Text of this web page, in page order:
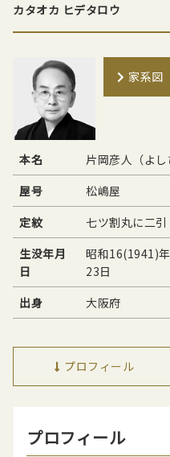
カタオカ ヒデタロウ
家系図
本名
片岡彦人（よし
屋号
松嶋屋
定紋
七ツ割丸に二引
生没年月
日
昭和16(1941)
23日
出身
大阪府
プロフィール
プロフィール